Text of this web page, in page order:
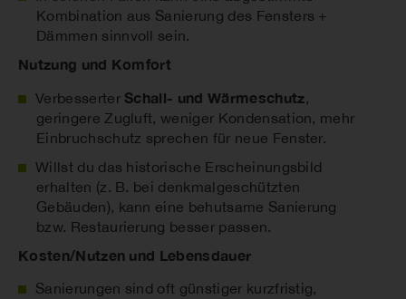
Kombination aus Sanierung des Fensters +
Dämmen sinnvoll sein.
Nutzung und Komfort
Verbesserter Schall- und Wärmeschutz,
geringere Zugluft, weniger Kondensation, mehr
Einbruchschutz sprechen für neue Fenster.
Willst du das historische Erscheinungsbild
erhalten (z. B. bei denkmalgeschützten
Gebäuden), kann eine behutsame Sanierung
bzw. Restaurierung besser passen.
Kosten/Nutzen und Lebensdauer
Sanierungen sind oft günstiger kurzfristig,